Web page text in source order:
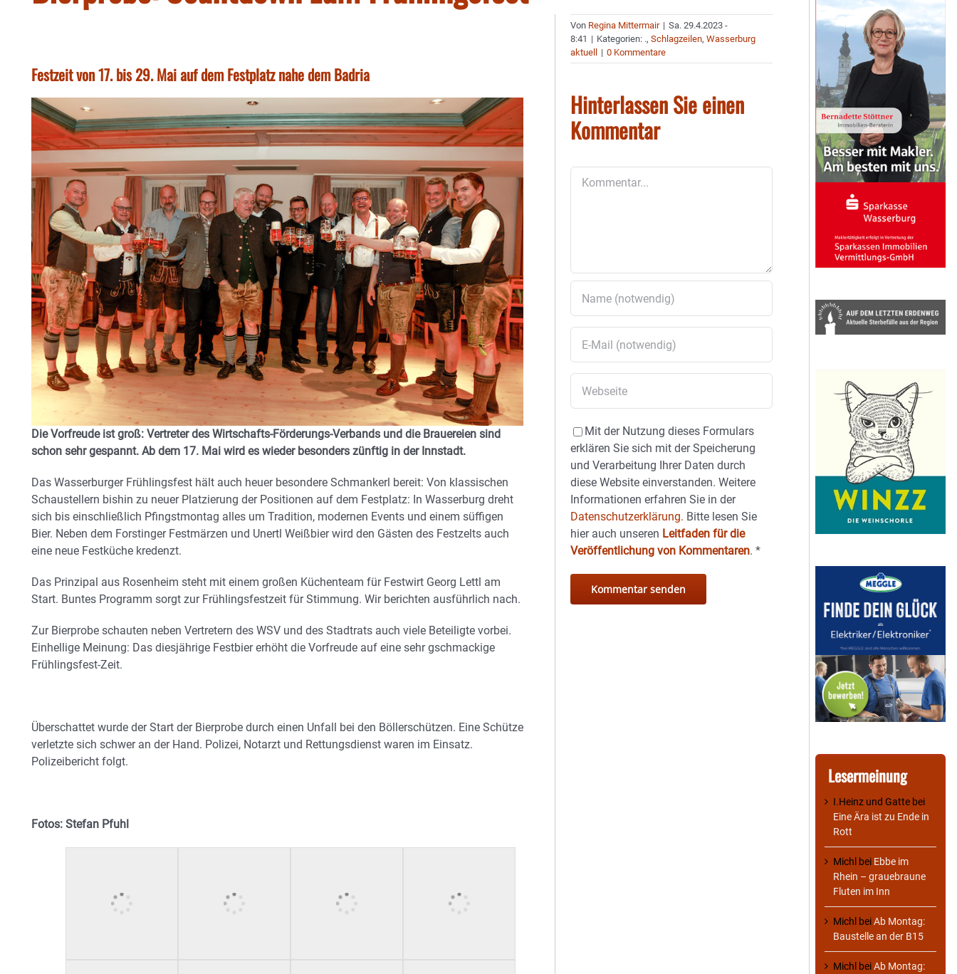
Festzeit von 17. bis 29. Mai auf dem Festplatz nahe dem Badria
Die Vorfreude ist groß: Vertreter des Wirtschafts-Förderungs-Verbands und die Brauereien sind
schon sehr gespannt. Ab dem 17. Mai wird es wieder besonders zünftig in der Innstadt.
Das Wasserburger Frühlingsfest hält auch heuer besondere Schmankerl bereit: Von klassischen
Schaustellern bishin zu neuer Platzierung der Positionen auf dem Festplatz: In Wasserburg dreht
sich bis einschließlich Pfingstmontag alles um Tradition, modernen Events und einem süffigen
Bier. Neben dem Forstinger Festmärzen und Unertl Weißbier wird den Gästen des Festzelts auch
eine neue Festküche kredenzt.
Das Prinzipal aus Rosenheim steht mit einem großen Küchenteam für Festwirt Georg Lettl am
Start. Buntes Programm sorgt zur Frühlingsfestzeit für Stimmung. Wir berichten ausführlich nach.
Zur Bierprobe schauten neben Vertretern des WSV und des Stadtrats auch viele Beteiligte vorbei.
Einhellige Meinung: Das diesjährige Festbier erhöht die Vorfreude auf eine sehr gschmackige
Frühlingsfest-Zeit.
Überschattet wurde der Start der Bierprobe durch einen Unfall bei den Böllerschützen. Eine Schütze
verletzte sich schwer an der Hand. Polizei, Notarzt und Rettungsdienst waren im Einsatz.
Polizeibericht folgt.
Fotos: Stefan Pfuhl
Von Regina Mittermair | Sa. 29.4.2023 -
8:41 | Kategorien: .,Schlagzeilen,Wasserburg
aktuell
| 0 Kommentare
Hinterlassen Sie einen
Kommentar
Mit der Nutzung dieses Formulars
erklären Sie sich mit der Speicherung
und Verarbeitung Ihrer Daten durch
diese Website einverstanden. Weitere
Informationen erfahren Sie in der
Datenschutzerklärung. Bitte lesen Sie
hier auch unseren Leitfaden für die
Veröffentlichung von Kommentaren.*
Lesermeinung
I.Heinz und Gatte bei
Eine Ära ist zu Ende in
Rott
Michl bei Ebbe im
Rhein – grauebraune
Fluten im Inn
Michl beiAb Montag:
Baustelle an der B15
Michl beiAb Montag: